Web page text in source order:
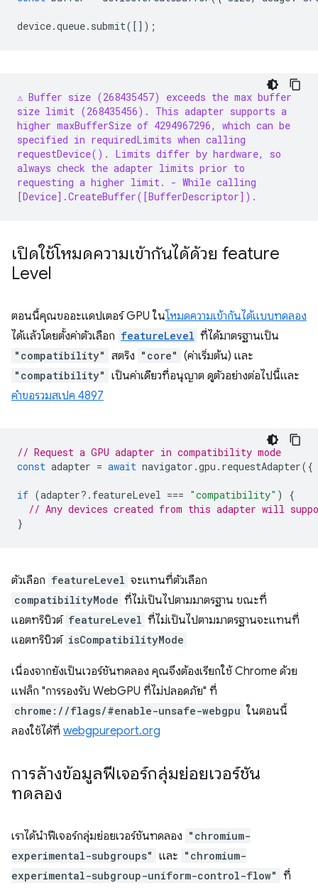
device.queue. submit([]);
⚠️ Buffer size (268435457) exceeds the max buffer
size limit (268435456). This adapter supports a
higher maxBufferSize of 4294967296, which can be
specified in requiredLimits when calling
requestDevice(). Limits differ by hardware, so
always check the adapter limits prior to
requesting a higher limit.
- While calling
[Device].CreateBuffer([BufferDescriptor]).
เปิดใช้โหมดความเข้ากันได้ด้วย feature
Level
ตอนนี้คุณขออะแดปเตอร์ GPU ในโหมดความเข้ากันได้แบบทดลอง
ได้แล้วโดยตั้งค่าตัวเลือก featureLevel ที่ได้มาตรฐานเป็น
"compatibility" สตริง "core" (ค่าเริ่มต้น) และ
"compatibility" เป็นค่าเดียวที่อนุญาต ดูตัวอย่างต่อไปนี้และ
คำขอรวมสเปค 4897
// Request a GPU adapter in compatibility mode
const adapter = await navigator .gpu . requestAdapter({
if (adapter? . featureLevel === "compatibility" )
{
// Any devices created from this adapter will
}
ตัวเลือก featureLevel จะแทนที่ตัวเลือก
compatibilityMode ที่ไม่เป็นไปตามมาตรฐาน ขณะที่
แอตทริบิวต์ featureLevel ที่ไม่เป็นไปตามมาตรฐานจะแทนที่
แอตทริบิวต์ isCompatibilityMode
เนื่องจากยังเป็นเวอร์ชันทดลอง คุณจึงต้องเรียกใช้ Chrome ด้วย
แฟล็ก "การรองรับ WebGPU ที่ไม่ปลอดภัย" ที่
chrome://flags/#enable-unsafe-webgpu ในตอนนี้
ลองใช้ได้ที่ webgpureport.org
การล้างข้อมูลฟีเจอร์กลุ่มย่อยเวอร์ชัน
ทดลอง
เราได้นำฟีเจอร์กลุ่มย่อยเวอร์ชันทดลอง "chromium-
experimental-subgroups" และ "chromium-
experimental-subgroup-uniform-control-flow" ที่